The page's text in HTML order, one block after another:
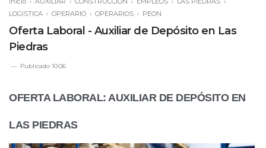
LOGISTICA › OPERARIO › OPERARIOS › PEON
Oferta Laboral - Auxiliar de Depósito en Las
Piedras
Publicado 10:06
OFERTA LABORAL: AUXILIAR DE DEPÓSITO EN
LAS PIEDRAS